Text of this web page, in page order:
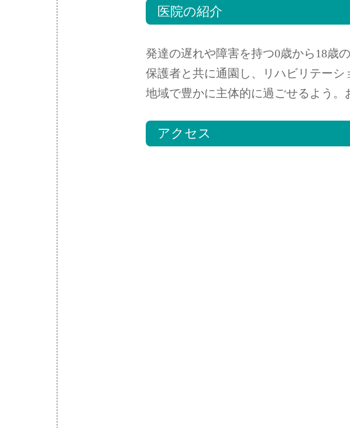
医院の紹介
発達の遅れや障害を持つ0歳から18歳
保護者と共に通園し、リハビリテーシ
地域で豊かに主体的に過ごせるよう。
アクセス